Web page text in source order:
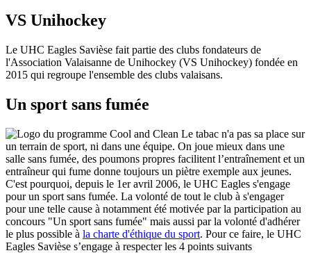
VS Unihockey
Le UHC Eagles Savièse fait partie des clubs fondateurs de
l'Association Valaisanne de Unihockey (VS Unihockey) fondée en
2015 qui regroupe l'ensemble des clubs valaisans.
Un sport sans fumée
Le tabac n'a pas sa place sur
un terrain de sport, ni dans une équipe. On joue mieux dans une
salle sans fumée, des poumons propres facilitent l’entraînement et un
entraîneur qui fume donne toujours un piètre exemple aux jeunes.
C'est pourquoi, depuis le 1er avril 2006, le UHC Eagles s'engage
pour un sport sans fumée. La volonté de tout le club à s'engager
pour une telle cause à notamment été motivée par la participation au
concours "Un sport sans fumée" mais aussi par la volonté d'adhérer
le plus possible à la charte d'éthique du sport. Pour ce faire, le UHC
Eagles Savièse s’engage à respecter les 4 points suivants